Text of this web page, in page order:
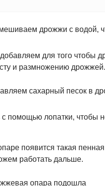
для того чтобы
и размножению дрожжей.
помощью лопатки, чтобы
появится такая
работать дальше.